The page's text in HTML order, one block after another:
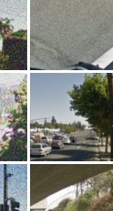
】
ばんだい